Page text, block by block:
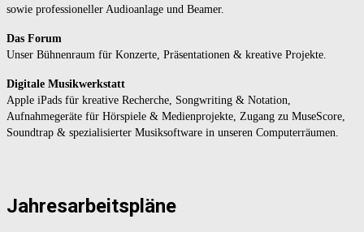
sowie professioneller Audioanlage und Beamer.
Das Forum
Unser Bühnenraum für Konzerte, Präsentationen & kreative Projekte.
Digitale Musikwerkstatt
Apple iPads für kreative Recherche, Songwriting & Notation,
Aufnahmegeräte für Hörspiele & Medienprojekte, Zugang zu MuseScore,
Soundtrap & spezialisierter Musiksoftware in unseren Computerräumen.
Jahresarbeitspläne